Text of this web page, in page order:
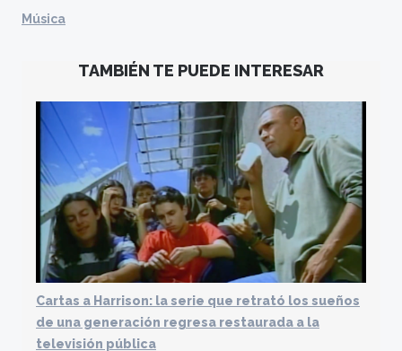
Música
TAMBIÉN TE PUEDE INTERESAR
Cartas a Harrison: la serie que retrató los sueños
de una generación regresa restaurada a la
televisión pública